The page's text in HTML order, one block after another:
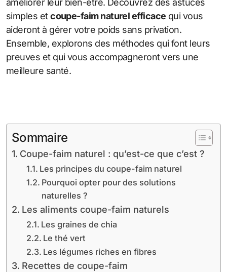
améliorer leur bien-être. Découvrez des astuces
simples etcoupe-faim naturel efficace qui vous
aideront à gérer votre poids sans privation.
Ensemble, explorons des méthodes qui font leurs
preuves et qui vous accompagneront vers une
meilleure santé.
Sommaire
Coupe-faim naturel : qu’est-ce que c’est ?
Les principes du coupe-faim naturel
Pourquoi opter pour des solutions
naturelles ?
Les aliments coupe-faim naturels
Les graines de chia
Le thé vert
Les légumes riches en fibres
Recettes de coupe-faim